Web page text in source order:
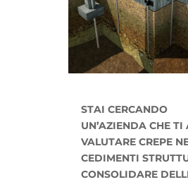
STAI CERCANDO
UN’AZIENDA CHE
VALUTARE CREPE
CEDIMENTI
CONSOLIDARE